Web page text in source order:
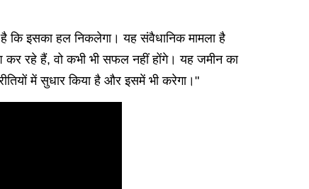
कि इसका हल निकलेगा। यह संवैधानिक मामला है
रहे हैं, वो कभी भी सफल नहीं होंगे। यह जमीन का
में सुधार किया है और इसमें भी करेगा।"